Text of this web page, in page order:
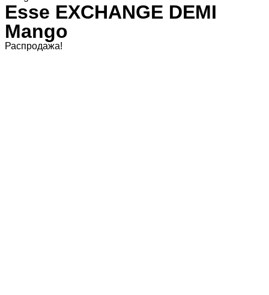
Esse EXCHANGE DEMI
Mango
Распродажа!